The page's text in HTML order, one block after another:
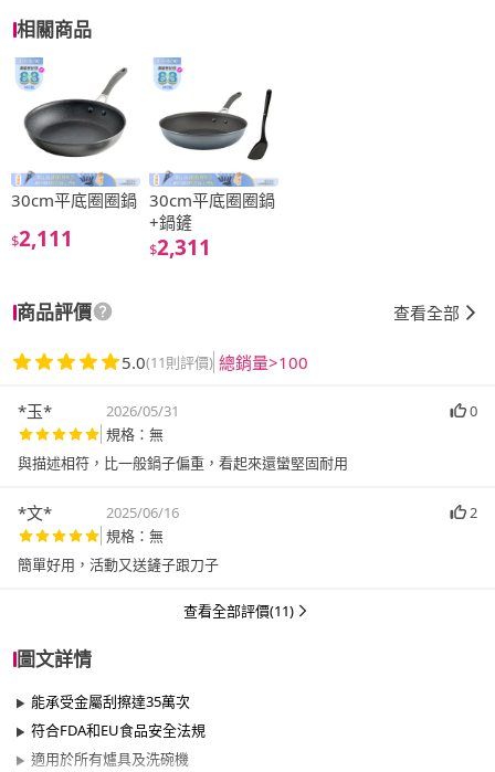
相關商品
30cm平底圈圈鍋
$2,111
30cm平底圈圈鍋
+鍋鏟
$2,311
商品評價 查看全部
5.0(11則評價) 總銷量>100
*玉* 2026/05/31
0
規格：無
與描述相符，比一般鍋子偏重，看起來還蠻堅固耐用
*文* 2025/06/16
2
規格：無
簡單好用，活動又送鏟子跟刀子
查看全部評價(11)
圖文詳情
能承受金屬刮擦達35萬次
符合FDA和EU食品安全法規
適用於所有爐具及洗碗機